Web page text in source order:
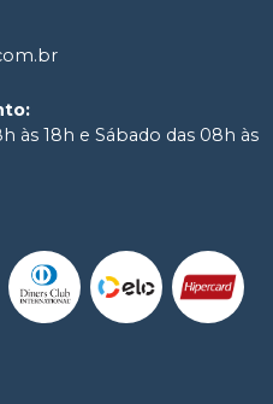
:
às 18h e Sábado das 08h às